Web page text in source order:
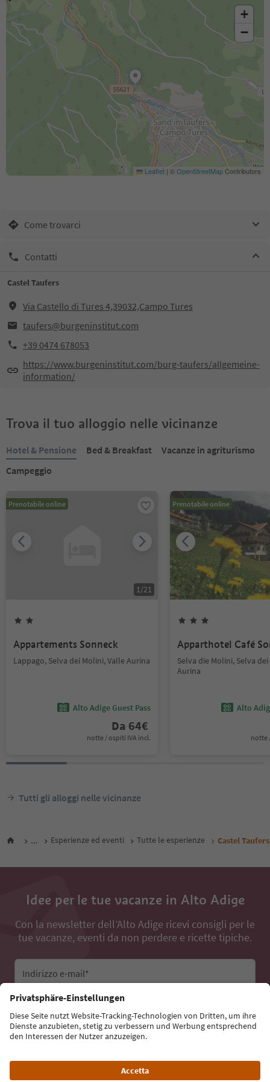
+
−
Leaflet | ©OpenStreetMapContributors
Come trovarci
Contatti
Castel Taufers
Via Castello di Tures 4,39032,Campo Tures
taufers@burgeninstitut.com
+39 0474 678053
https://www.burgeninstitut.com/burg-taufers/allgemeine-
information/
Trova il tuo alloggio nelle vicinanze
Hotel & Pensione Bed & Breakfast
Vacanze in agriturismo
Campeggio
Prenotabile online
1/21
Appartements Sonneck
Lappago, Selva dei Molini, Valle Aurina
Alto Adige Guest Pass
Da 64€
notte / ospiti IVA incl.
Prenotabile online
Apparthotel Café
Selva die Molini, Selva
Aurina
Alto
notte
Tutti gli alloggi nelle vicinanze
... Esperienze ed eventi Tutte le esperienze Castel Taufers
Idee per le tue vacanze in Alto Adige
Con la newsletter dell’Alto Adige ricevi consigli per le
tue vacanze, eventi da non perdere e ricette tipiche.
Indirizzo e-mail*
Iscriviti alla newsletter